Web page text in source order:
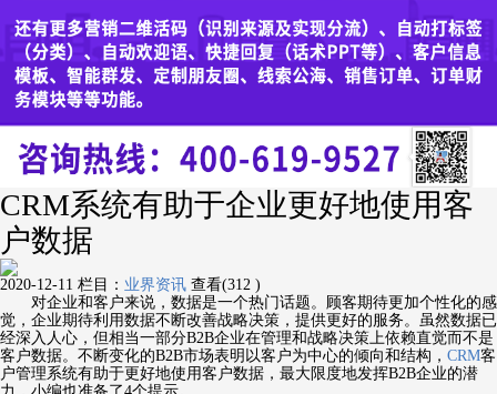
CRM系统有助于企业更好地使用客
户数据
2020-12-11 栏目： 业界资讯 查看(312 )
对企业和客户来说，数据是一个热门话题。顾客期待更加个性化的感
觉，企业期待利用数据不断改善战略决策，提供更好的服务。虽然数据已
经深入人心，但相当一部分B2B企业在管理和战略决策上依赖直觉而不是
客户数据。不断变化的B2B市场表明以客户为中心的倾向和结构， CRM客
户管理系统有助于更好地使用客户数据，最大限度地发挥B2B企业的潜